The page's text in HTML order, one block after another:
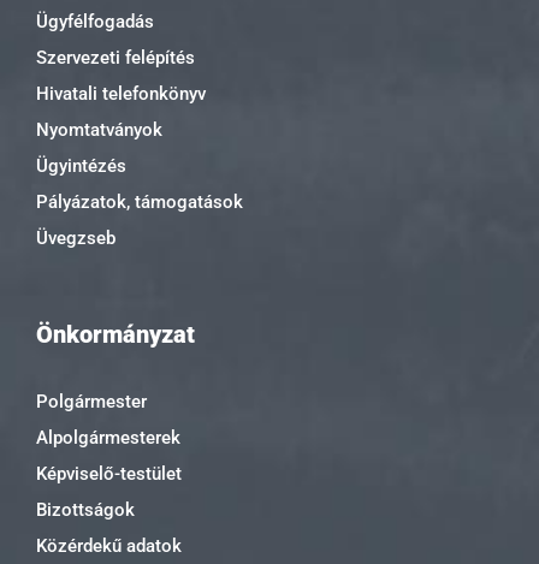
Ügyfélfogadás
Szervezeti felépítés
Hivatali telefonkönyv
Nyomtatványok
Ügyintézés
Pályázatok, támogatások
Üvegzseb
Önkormányzat
Polgármester
Alpolgármesterek
Képviselő-testület
Bizottságok
Közérdekű adatok